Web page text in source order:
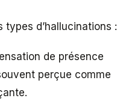
d’hallucinations :
de présence
perçue comme